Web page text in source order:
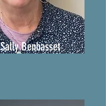
Sally Benbasset